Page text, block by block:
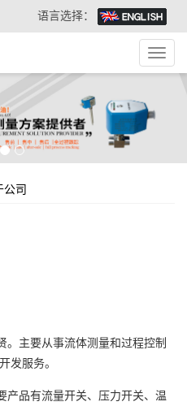
语言选择：
公司
。主要从事流体测量和过程控制
发服务。
产品有流量开关、压力开关、温